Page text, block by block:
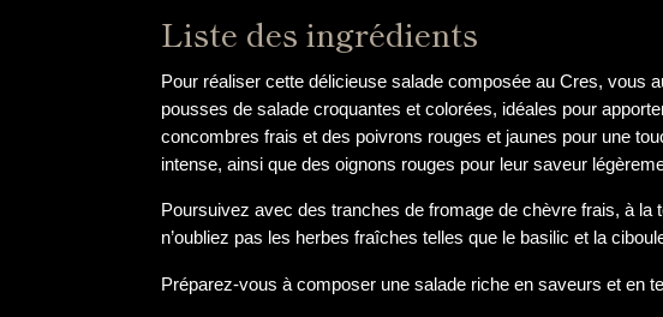
Liste des ingrédients
Pour réaliser cette délicieuse salade composée au Cres, vous
pousses de salade croquantes et colorées, idéales pour
concombres frais et des poivrons rouges et jaunes pour une
intense, ainsi que des oignons rouges pour leur saveur
Poursuivez avec des tranches de fromage de chèvre frais, à
n’oubliez pas les herbes fraîches telles que le basilic et la
Préparez-vous à composer une salade riche en saveurs et en